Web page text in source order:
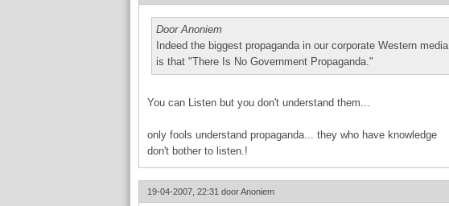
Door Anoniem
Indeed the biggest propaganda in our corporate Western media
is that "There Is No Government Propaganda."
You can Listen but you don't understand them...
only fools understand propaganda... they who have knowledge
don't bother to listen.!
19-04-2007, 22:31 doorAnoniem